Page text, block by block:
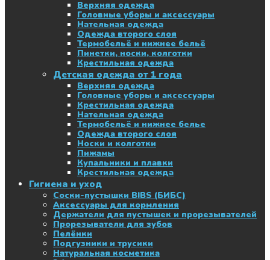
Верхняя одежда
Головные уборы и аксессуары
Нательная одежда
Одежда второго слоя
Термобельё и нижнее бельё
Пинетки, носки, колготки
Крестильная одежда
Детская одежда от 1 года
Верхняя одежда
Головные уборы и аксессуары
Крестильная одежда
Нательная одежда
Термобельё и нижнее белье
Одежда второго слоя
Носки и колготки
Пижамы
Купальники и плавки
Крестильная одежда
Гигиена и уход
Соски-пустышки BIBS (БИБС)
Аксессуары для кормления
Держатели для пустышек и прорезывателей
Прорезыватели для зубов
Пелёнки
Подгузники и трусики
Натуральная косметика